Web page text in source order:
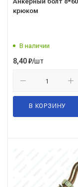
крюком
В наличии
8,40₽/шт
В КОРЗИНУ